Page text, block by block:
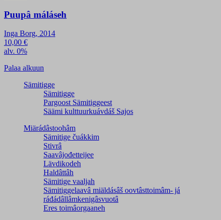
Puupâ máláseh
Inga Borg, 2014
10,00 €
alv. 0%
Palaa alkuun
Sämitigge
Sämitigge
Pargoost Sämitiggeest
Säämi kulttuurkuávdáš Sajos
Miärádâstoohâm
Sämitige čuákkim
Stivrâ
Saavâjođetteijee
Lävdikodeh
Haldâttâh
Sämitige vaaljah
Sämitiggelaavâ miäldásâš oovtâsttoimâm- já
ráđádâllâmkenigâsvuotâ
Eres toimâorgaaneh